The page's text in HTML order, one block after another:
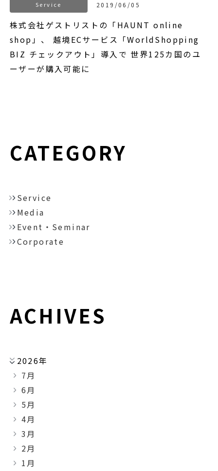
Service 2019/06/05
株式会社ゲストリストの「HAUNT online
shop」、 越境ECサービス「WorldShopping
BIZ チェックアウト」導入で 世界125カ国のユ
ーザーが購入可能に
CATEGORY
Service
Media
Event・Seminar
Corporate
ACHIVES
2026年
7月
6月
5月
4月
3月
2月
1月